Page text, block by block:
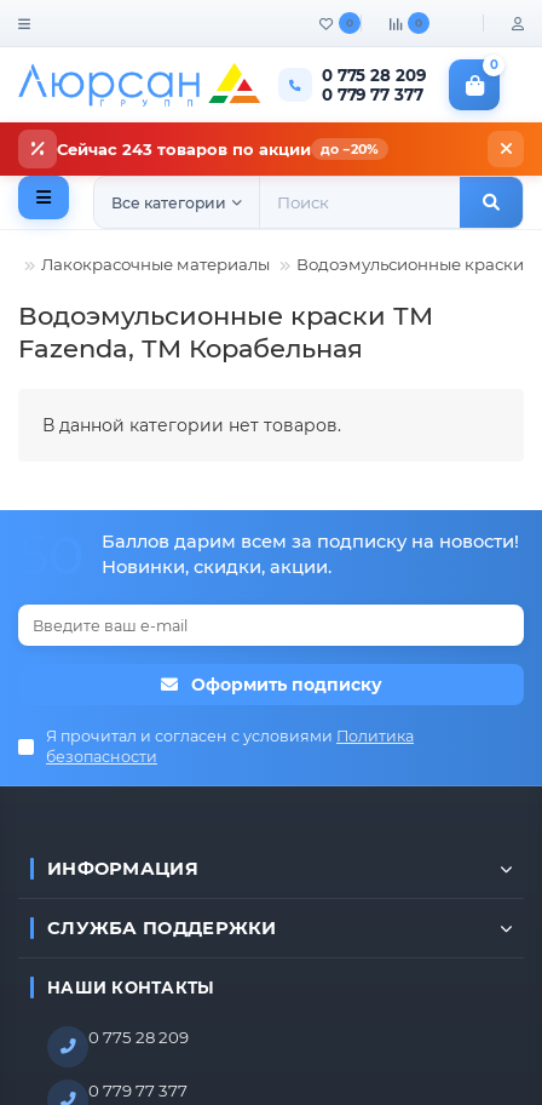
0 0
0 775 28 209
0 779 77 377
0
Сейчас 243 товаров по акции до −20%
Все категории
Лакокрасочные материалы Водоэмульсионные краски
Водоэмульсионные краски ТМ
Fazenda, ТМ Корабельная
В данной категории нет товаров.
Баллов дарим всем за подписку на новости!
Новинки, скидки, акции.
Оформить подписку
Я прочитал и согласен с условиями Политика
безопасности
ИНФОРМАЦИЯ
СЛУЖБА ПОДДЕРЖКИ
НАШИ КОНТАКТЫ
0 775 28 209
0 779 77 377